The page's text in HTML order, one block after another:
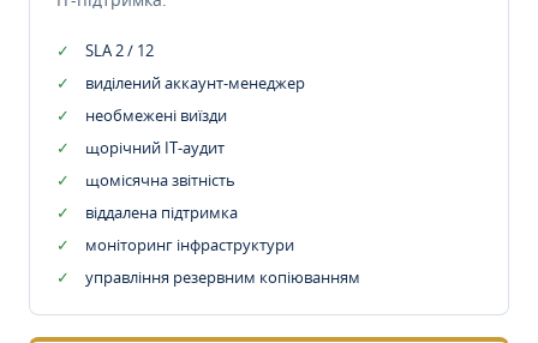
SLA 2 / 12
виділений аккаунт-менеджер
необмежені виїзди
щорічний IT-аудит
щомісячна звітність
віддалена підтримка
моніторинг інфраструктури
управління резервним копіюванням